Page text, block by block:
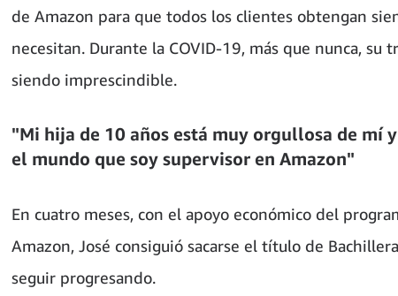
de Amazon para que todos los clientes obtengan
necesitan. Durante la COVID-19, más que nunca, su
siendo imprescindible.
"Mi hija de 10 años está muy orgullosa de mí
el mundo que soy supervisor en Amazon"
En cuatro meses, con el apoyo económico del
Amazon, José consiguió sacarse el título de
seguir progresando.